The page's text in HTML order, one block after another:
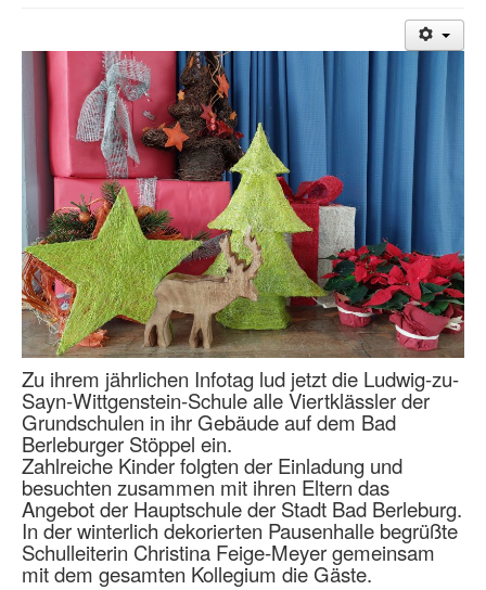
Zu ihrem jährlichen Infotag lud jetzt die Ludwig-zu-
Sayn-Wittgenstein-Schule alle Viertklässler der
Grundschulen in ihr Gebäude auf dem Bad
Berleburger Stöppel ein.
Zahlreiche Kinder folgten der Einladung und
besuchten zusammen mit ihren Eltern das
Angebot der Hauptschule der Stadt Bad Berleburg.
In der winterlich dekorierten Pausenhalle begrüßte
Schulleiterin Christina Feige-Meyer gemeinsam
mit dem gesamten Kollegium die Gäste.